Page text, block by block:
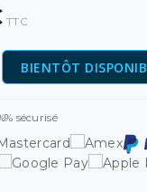
TTC
BIENTÔT
sécurisé